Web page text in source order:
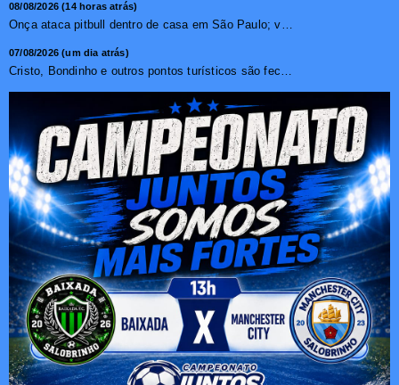
08/08/2026 (14 horas atrás)
Onça ataca pitbull dentro de casa em São Paulo; vídeo ...
07/08/2026 (um dia atrás)
Cristo, Bondinho e outros pontos turísticos são fechados ...